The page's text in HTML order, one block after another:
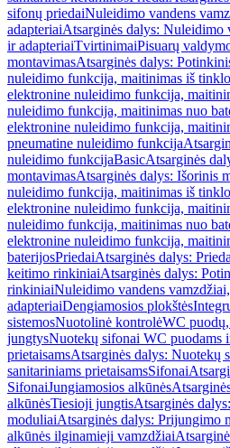
sifonų priedaiNuleidimo vandens
adapteriaiAtsarginės dalys: Nuleidimo
ir adapteriaiTvirtinimaiPisuarų
montavimasAtsarginės dalys:
nuleidimo funkcija, maitinimas iš tinklo
elektronine nuleidimo funkcija,
nuleidimo funkcija, maitinimas nuo
elektronine nuleidimo funkcija,
pneumatine nuleidimo funkcija
nuleidimo funkcijaBasicAtsarginės
montavimasAtsarginės dalys: Išorinis
nuleidimo funkcija, maitinimas iš tinklo
elektronine nuleidimo funkcija,
nuleidimo funkcija, maitinimas nuo
elektronine nuleidimo funkcija,
baterijosPriedaiAtsarginės dalys:
keitimo rinkiniaiAtsarginės dalys:
rinkiniaiNuleidimo vandens
adapteriaiDengiamosios plokštės
sistemosNuotolinė kontrolėWC
jungtysNuotekų sifonai WC puodams
prietaisamsAtsarginės dalys: Nuotekų
sanitariniams prietaisamsSifonai
SifonaiJungiamosios alkūnės
alkūnėsTiesioji jungtisAtsarginės
moduliaiAtsarginės dalys: Prijungimo
alkūnės ilginamieji vamzdžiai